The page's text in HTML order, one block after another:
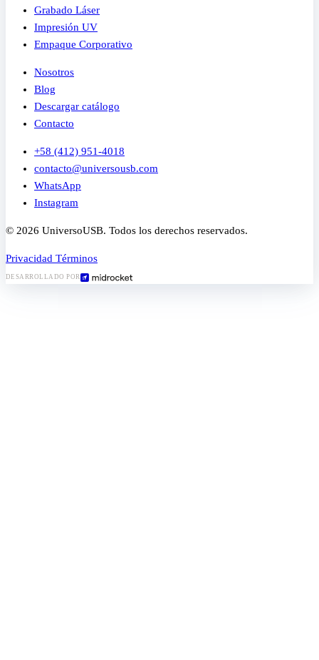
Grabado Láser
Impresión UV
Empaque Corporativo
Nosotros
Blog
Descargar catálogo
Contacto
+58 (412) 951-4018
contacto@universousb.com
WhatsApp
Instagram
© 2026 UniversoUSB. Todos los derechos reservados.
Privacidad Términos
DESARROLLADO POR